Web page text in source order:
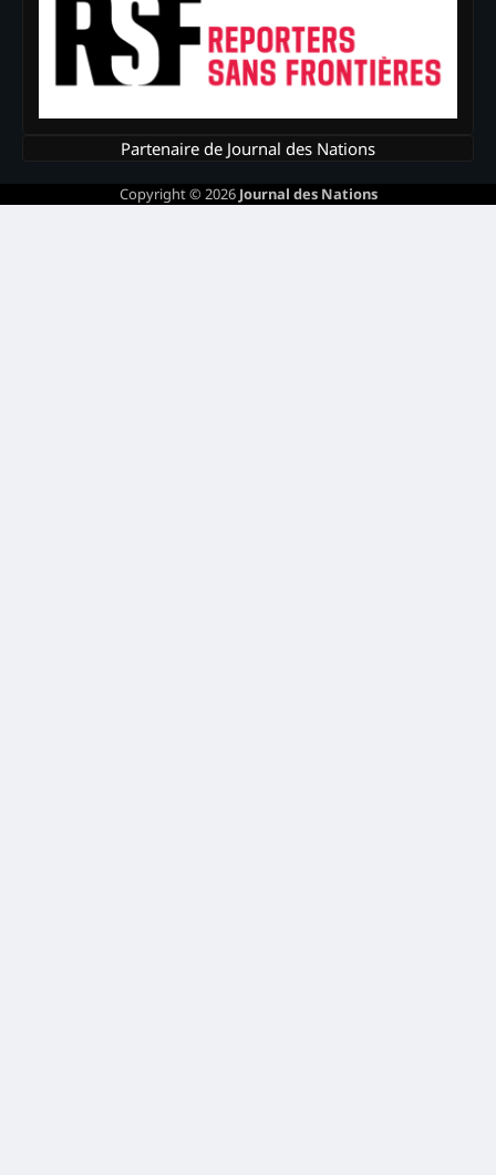
Partenaire de Journal des Nations
Copyright © 2026 Journal des Nations